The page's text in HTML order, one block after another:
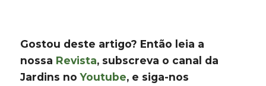
Gostou deste artigo? Então leia a
nossa Revista, subscreva o canal da
Jardins noYoutube, e siga-nos